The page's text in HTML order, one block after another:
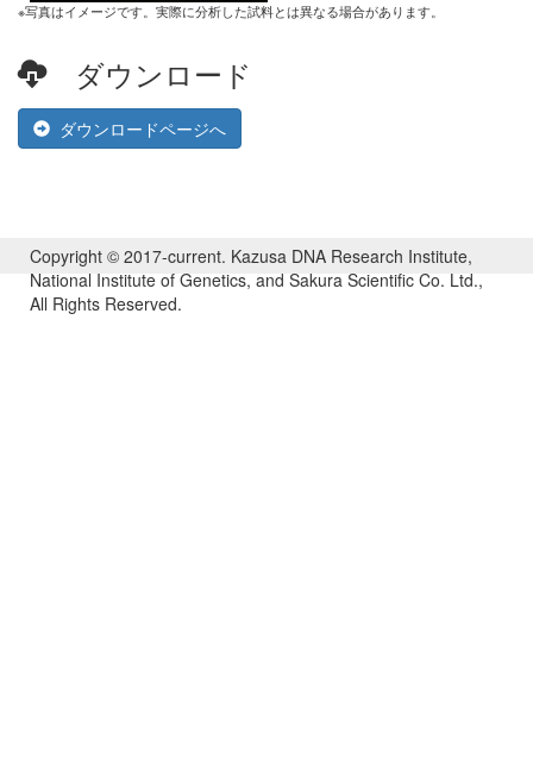
※写真はイメージです。実際に分析した試料とは異なる場合があります。
ダウンロード
ダウンロードページへ
Copyright © 2017-current. Kazusa DNA Research Institute,
National Institute of Genetics, and Sakura Scientific Co. Ltd.,
All Rights Reserved.